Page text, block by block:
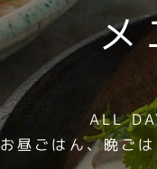
メ
ALL
お昼ごはん、晩ご